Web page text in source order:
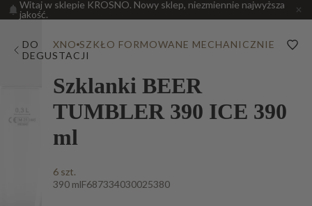
Witaj w sklepie KROSNO. Nowy sklep, niezmiennie najwyższa
jakość.
DO
DEGUSTACJI
XNO SZKŁO FORMOWANE MECHANICZNIE
Szklanki BEER
TUMBLER 390 ICE 390
ml
6 szt.
390 mlF687334030025380